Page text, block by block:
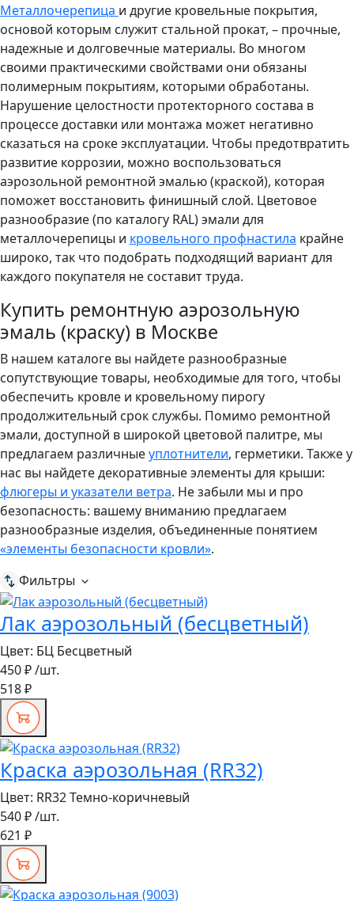
Металлочерепица и другие кровельные покрытия,
основой которым служит стальной прокат, – прочные,
надежные и долговечные материалы. Во многом
своими практическими свойствами они обязаны
полимерным покрытиям, которыми обработаны.
Нарушение целостности протекторного состава в
процессе доставки или монтажа может негативно
сказаться на сроке эксплуатации. Чтобы предотвратить
развитие коррозии, можно воспользоваться
аэрозольной ремонтной эмалью (краской), которая
поможет восстановить финишный слой. Цветовое
разнообразие (по каталогу RAL) эмали для
металлочерепицы и кровельного профнастила крайне
широко, так что подобрать подходящий вариант для
каждого покупателя не составит труда.
Купить ремонтную аэрозольную
эмаль (краску) в Москве
В нашем каталоге вы найдете разнообразные
сопутствующие товары, необходимые для того, чтобы
обеспечить кровле и кровельному пирогу
продолжительный срок службы. Помимо ремонтной
эмали, доступной в широкой цветовой палитре, мы
предлагаем различныеуплотнители, герметики. Также у
нас вы найдете декоративные элементы для крыши:
флюгеры и указатели ветра. Не забыли мы и про
безопасность: вашему вниманию предлагаем
разнообразные изделия, объединенные понятием
«элементы безопасности кровли».
Фильтры
Лак аэрозольный (бесцветный)
Цвет: БЦ Бесцветный
450 ₽/шт.
518 ₽
Краска аэрозольная (RR32)
Цвет: RR32 Темно-коричневый
540 ₽/шт.
621 ₽